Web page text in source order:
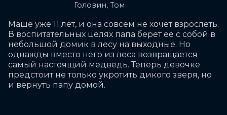
Головин, Том
Маше уже 11 лет, и она совсем не хочет взрослеть.
В воспитательных целях папа берет ее с собой в
небольшой домик в лесу на выходные. Но
однажды вместо него из леса возвращается
самый настоящий медведь. Теперь девочке
предстоит не только укротить дикого зверя, но
и вернуть папу домой.